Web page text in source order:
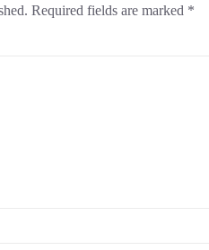
Required fields are marked *